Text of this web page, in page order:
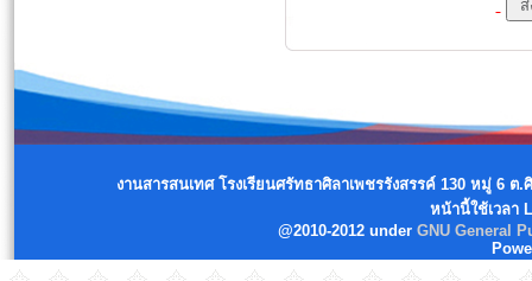
งานสารสนเทศ โรงเรียนศรัทธาศิลาเพชรรังสรรค์ 130 หมู่ 6
หน้านี้ใช้เวลา
@2010-2012 under GNU General